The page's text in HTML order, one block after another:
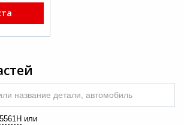
название детали, автомобиль
или